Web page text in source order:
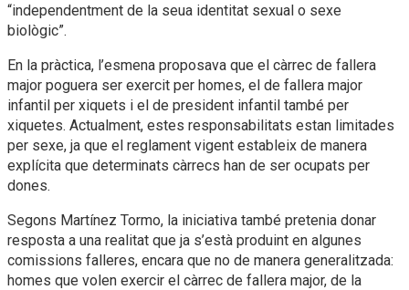
“independentment de la seua identitat sexual o sexe
biològic”.
En la pràctica, l’esmena proposava que el càrrec de fallera
major poguera ser exercit per homes, el de fallera major
infantil per xiquets i el de president infantil també per
xiquetes. Actualment, estes responsabilitats estan limitades
per sexe, ja que el reglament vigent estableix de manera
explícita que determinats càrrecs han de ser ocupats per
dones.
Segons Martínez Tormo, la iniciativa també pretenia donar
resposta a una realitat que ja s’està produint en algunes
comissions falleres, encara que no de manera generalitzada:
homes que volen exercir el càrrec de fallera major, de la